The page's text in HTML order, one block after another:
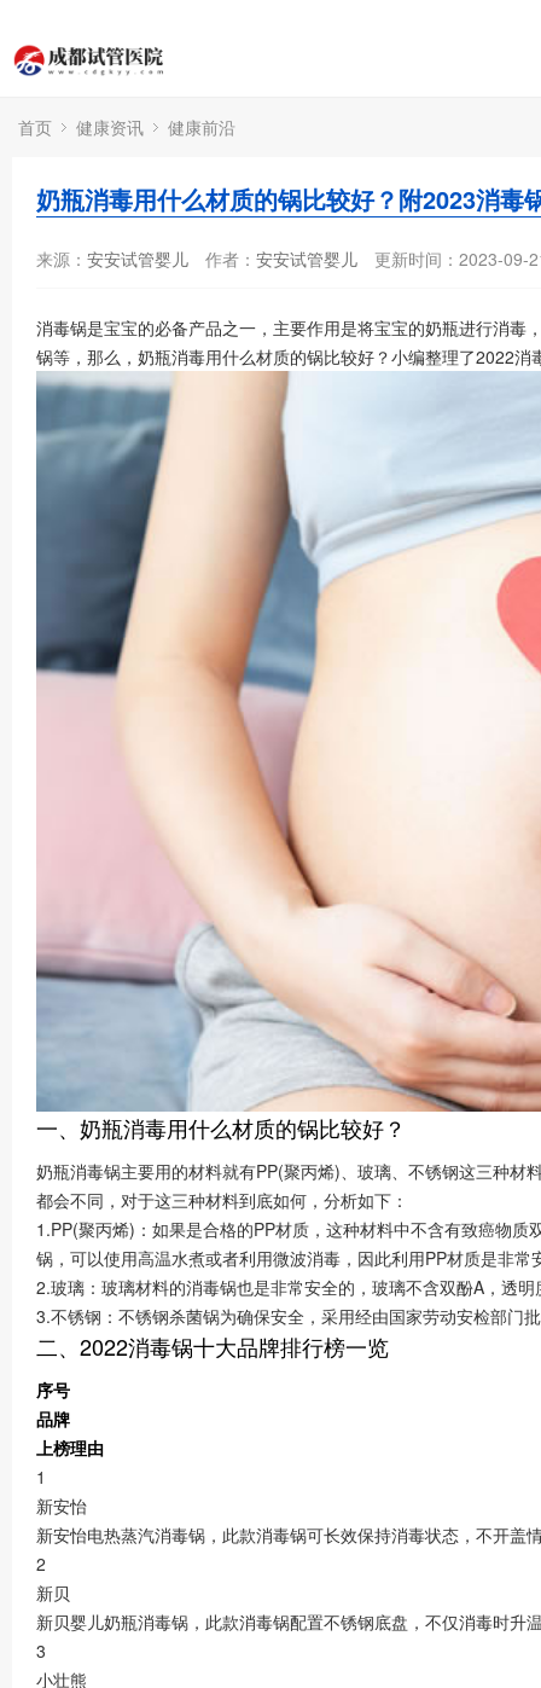
首页 健康资讯 健康前沿
奶瓶消毒用什么材质的锅比较好？附2023消毒
来源： 安安试管婴儿 作者： 安安试管婴儿 更新时间：2023-09-
消毒锅是宝宝的必备产品之一，主要作用是将宝宝的奶瓶进行消
锅等，那么，奶瓶消毒用什么材质的锅比较好？小编整理了2022
一、奶瓶消毒用什么材质的锅比较好？
奶瓶消毒锅主要用的材料就有PP(聚丙烯)、玻璃、不锈钢这三种
都会不同，对于这三种材料到底如何，分析如下：
1.PP(聚丙烯)：如果是合格的PP材质，这种材料中不含有致癌物
锅，可以使用高温水煮或者利用微波消毒，因此利用PP材质是非常
2.玻璃：玻璃材料的消毒锅也是非常安全的，玻璃不含双酚A，透
3.不锈钢：不锈钢杀菌锅为确保安全，采用经由国家劳动安检部门
二、2022消毒锅十大品牌排行榜一览
序号
品牌
上榜理由
1
新安怡
新安怡电热蒸汽消毒锅，此款消毒锅可长效保持消毒状态，不开
2
新贝
新贝婴儿奶瓶消毒锅，此款消毒锅配置不锈钢底盘，不仅消毒时
3
小壮熊